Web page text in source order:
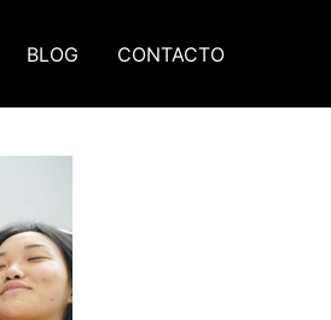
BLOG CONTACTO